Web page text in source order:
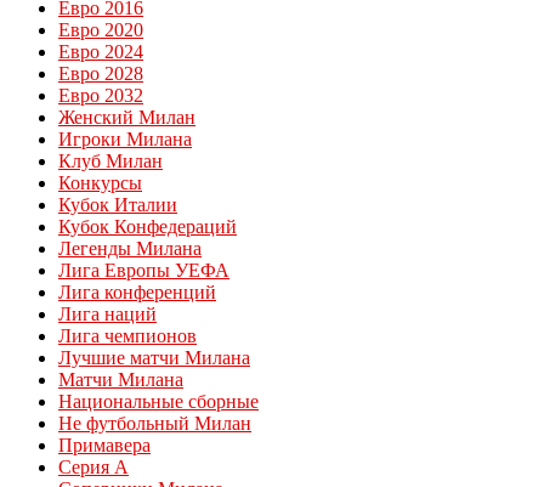
Евро 2016
Евро 2020
Евро 2024
Евро 2028
Евро 2032
Женский Милан
Игроки Милана
Клуб Милан
Конкурсы
Кубок Италии
Кубок Конфедераций
Легенды Милана
Лига Европы УЕФА
Лига конференций
Лига наций
Лига чемпионов
Лучшие матчи Милана
Матчи Милана
Национальные сборные
Не футбольный Милан
Примавера
Серия А